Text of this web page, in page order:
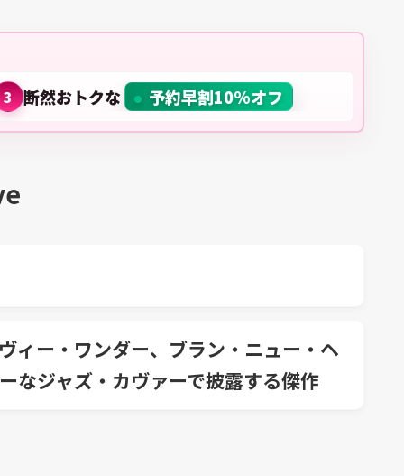
3 断然おトクな 予約早割10%オフ
ィー・ワンダー、ブラン・ニュー・ヘ
なジャズ・カヴァーで披露する傑作